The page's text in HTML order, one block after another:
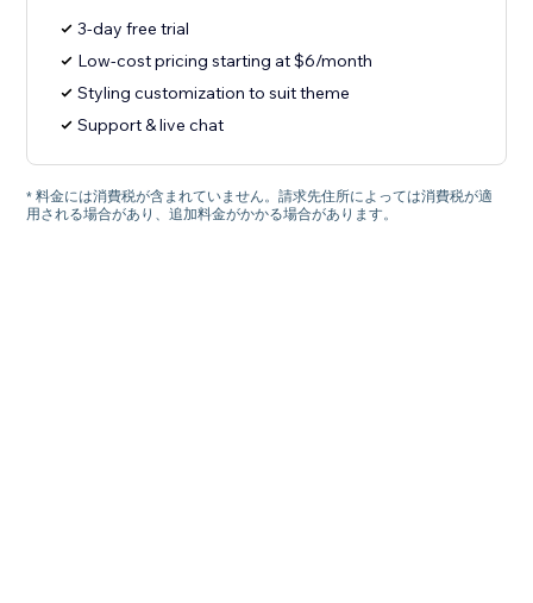
3-day free trial
Low-cost pricing starting at $6/month
Styling customization to suit theme
Support & live chat
* 料金には消費税が含まれていません。請求先住所によっては消費税が適
用される場合があり、追加料金がかかる場合があります。